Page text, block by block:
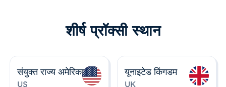
शीर्ष प्रॉक्सी स्थान
संयुक्त राज्य अमेरिका
US
यूनाइटेड किंगडम
UK